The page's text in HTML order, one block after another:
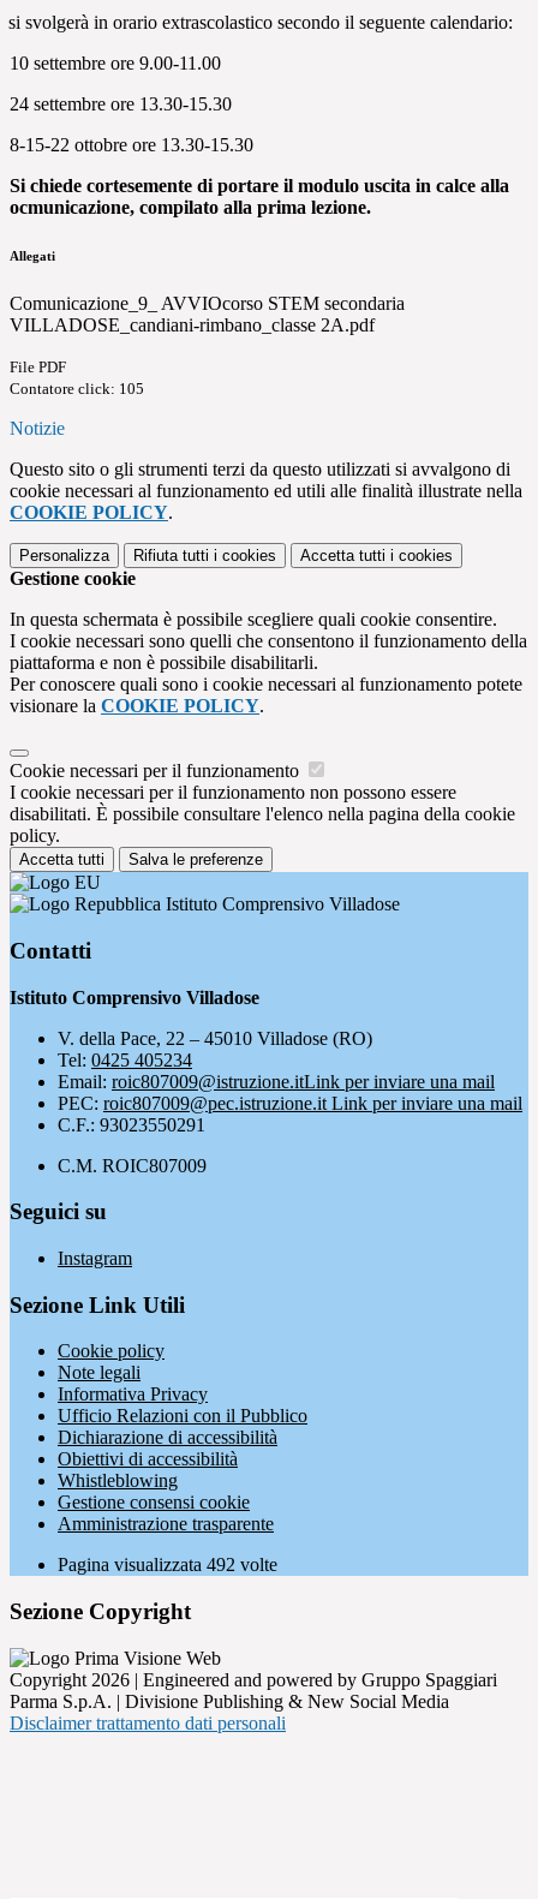
si svolgerà in orario extrascolastico secondo il seguente calendario:
10 settembre ore 9.00-11.00
24 settembre ore 13.30-15.30
8-15-22 ottobre ore 13.30-15.30
Si chiede cortesemente di portare il modulo uscita in calce alla
ocmunicazione, compilato alla prima lezione.
Allegati
Comunicazione_9_ AVVIOcorso STEM secondaria
VILLADOSE_candiani-rimbano_classe 2A.pdf
File PDF
Contatore click: 105
Notizie
Questo sito o gli strumenti terzi da questo utilizzati si avvalgono di
cookie necessari al funzionamento ed utili alle finalità illustrate nella
COOKIE POLICY.
Personalizza Rifiuta tutti i cookies Accetta tutti i cookies
Gestione cookie
In questa schermata è possibile scegliere quali cookie consentire.
I cookie necessari sono quelli che consentono il funzionamento della
piattaforma e non è possibile disabilitarli.
Per conoscere quali sono i cookie necessari al funzionamento potete
visionare la COOKIE POLICY.
Cookie necessari per il funzionamento
I cookie necessari per il funzionamento non possono essere
disabilitati. È possibile consultare l'elenco nella pagina della cookie
policy.
Accetta tutti Salva le preferenze
Istituto Comprensivo Villadose
Contatti
Istituto Comprensivo Villadose
V. della Pace, 22 – 45010 Villadose (RO)
Tel: 0425 405234
Email: roic807009@istruzione.itLink per inviare una mail
PEC: roic807009@pec.istruzione.it Link per inviare una mail
C.F.: 93023550291
C.M. ROIC807009
Seguici su
Instagram
Sezione Link Utili
Cookie policy
Note legali
Informativa Privacy
Ufficio Relazioni con il Pubblico
Dichiarazione di accessibilità
Obiettivi di accessibilità
Whistleblowing
Gestione consensi cookie
Amministrazione trasparente
Pagina visualizzata 492 volte
Sezione Copyright
Copyright 2026 | Engineered and powered by Gruppo Spaggiari
Parma S.p.A. | Divisione Publishing & New Social Media
Disclaimer trattamento dati personali